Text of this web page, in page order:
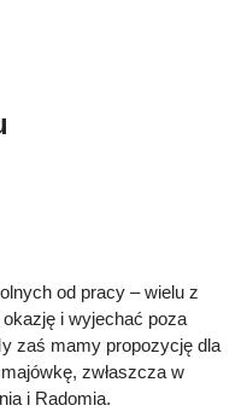
od pracy – wielu z
i wyjechać poza
zaś mamy propozycję dla
zwłaszcza w
i Radomia.